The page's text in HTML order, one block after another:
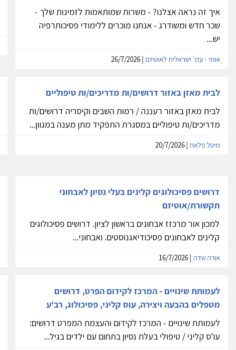
איך זה נראה אצלנו? - משרות שמותאמות לזמינות שלך -
שכר חדש ומשודרג - אנחנו מוכרים ללימודי פסיכותרפיה
יש...
אותי - עמ' ישראלית לאוטיזם
לבית מאזן באזור דרושים/ות מדריכים/ות טיפוליים
לבית מאזן באזור רעננה / רמות השבים וקיסריה דרושים/ות
מדריכים/ות טיפוליים במסגרת התפקיד מתן מענה במגוון...
מיטל פלאח
דרושים פסיכולוגים קלינים בעלי נסיון לאבחוני
תקשורת/אוטיזם
למכון אור מרכזז אבחונים בראשון לציון. דרושים פסיכולוגים
קלינים לאבחונים פסיכודיאגנוסטים. ואבחוני...
אורה שדה
לעמותת שינויים - המרכז לקידום הפרט, דרושים
מטפלים בהבעה ויצירה, עוס קליני, פסיכולוג, רב'ע
לעמותת שינויים - המרכז לקידום והעצמת המפרט דרושים:
עו'ס קליני / טיפולי בעלת נסיון בתחום עם ילדים בגיל...